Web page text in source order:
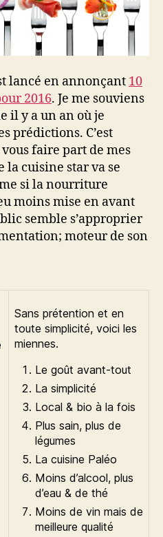
lancé en annonçant 10
2016. Je me souviens
il y a un an où je
prédictions. C’est
faire part de mes
la cuisine star va se
si la nourriture
moins mise en avant
semble s’approprier
moteur de son
Sans prétention et en
toute simplicité, voici les
miennes.
Le goût avant-tout
La simplicité
Local & bio à la fois
Plus sain, plus de
légumes
La cuisine Paléo
Moins d’alcool, plus
d’eau & de thé
Moins de vin mais de
meilleure qualité